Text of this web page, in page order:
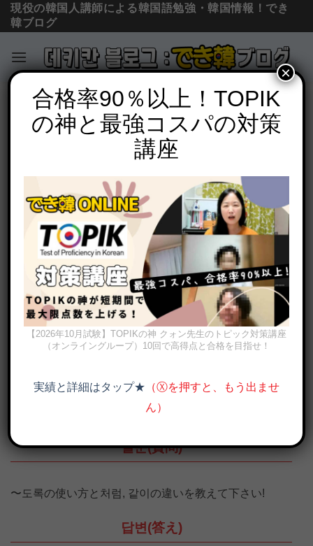
Skip
content
現役の韓国人講師による韓国語勉強・韓国情報！でき
韓ブログ
必須文法と表現
「ように」韓国語で何？도록の意味と使
い方、처럼, 같이の違いも解説
POSTED ON2022年4月27日 BY でき韓 パク先生
「ように」韓国語で何？도록の意味と使い方、처럼, 같이の違いも
解説
질문(質問)
〜도록の使い方と처럼, 같이の違いを教えて下さい!
답변(答え)
合格率90％以上！TOPIK
の神と最強コスパの対策
講座
【2026年10月試験】TOPIKの神 クォン先生のトピック対策講座
（オンライングループ）10回で高得点と合格を目指せ！
実績と詳細はタップ★ （Ⓧを押すと、もう出ませ
ん）
×